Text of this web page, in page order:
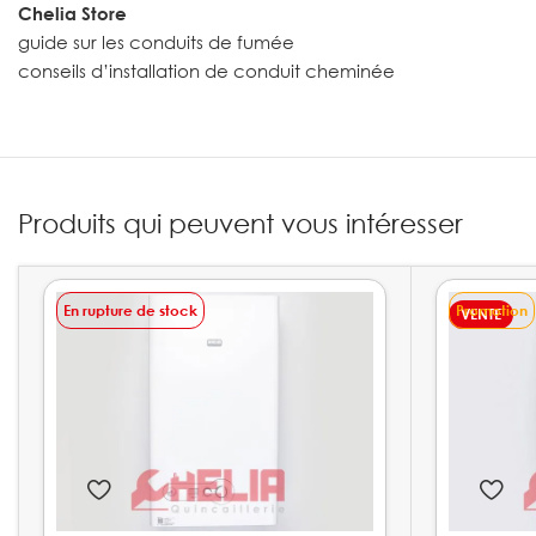
Chelia Store
guide sur les conduits de fumée
conseils d’installation de conduit cheminée
Produits qui peuvent vous intéresser
En rupture de stock Promotion
VENTE